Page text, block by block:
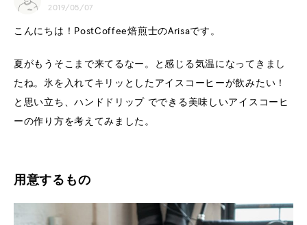
2019/05/07
こんにちは！PostCoffee焙煎士のArisaです。
夏がもうそこまで来てるなー。と感じる気温になってきまし
たね。氷を入れてキリッとしたアイスコーヒーが飲みたい！
と思い立ち、ハンドドリップ でできる美味しいアイスコーヒ
ーの作り方を考えてみました。
用意するもの